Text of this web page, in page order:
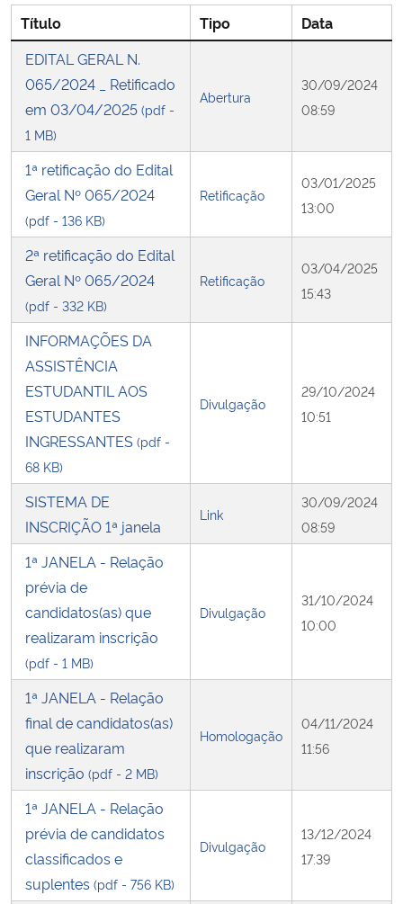
Secretaria-Geral
Secretaria de Governo
Gabinete de Segurança Institucional
Banco Central do Brasil
Planalto
Título Tipo
Data
EDITAL GERAL N.
065/2024 _ Retificado
em 03/04/2025 (pdf -
1 MB)
Abertura
30/09/2024
08:59
1ª retificação do Edital
Geral Nº 065/2024
(pdf - 136 KB)
Retificação
03/01/2025
13:00
2ª retificação do Edital
Geral Nº 065/2024
(pdf - 332 KB)
Retificação
03/04/2025
15:43
INFORMAÇÕES DA
ASSISTÊNCIA
ESTUDANTIL AOS
ESTUDANTES
INGRESSANTES (pdf -
68 KB)
Divulgação
29/10/2024
10:51
SISTEMA DE
INSCRIÇÃO 1ª janela
Link
30/09/2024
08:59
1ª JANELA - Relação
prévia de
candidatos(as) que
realizaram inscrição
(pdf - 1 MB)
Divulgação
31/10/2024
10:00
1ª JANELA - Relação
final de candidatos(as)
que realizaram
inscrição (pdf - 2 MB)
Homologação
04/11/2024
11:56
1ª JANELA - Relação
prévia de candidatos
classificados e
suplentes (pdf - 756 KB)
Divulgação
13/12/2024
17:39